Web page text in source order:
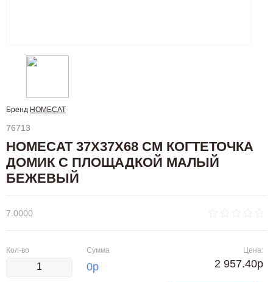
Бренд HOMECAT
76713
HOMECAT 37Х37Х68 СМ КОГТЕТОЧКА
ДОМИК С ПЛОЩАДКОЙ МАЛЫЙ
БЕЖЕВЫЙ
7.0000
Кол-во Сумма
0р
Цена:
2 957.40р